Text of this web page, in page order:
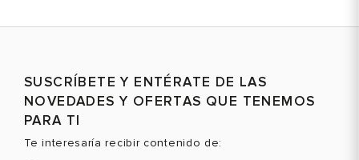
SUSCRÍBETE Y ENTÉRATE DE LAS
NOVEDADES Y OFERTAS QUE TENEMOS
PARA TI
Te interesaría recibir contenido de: